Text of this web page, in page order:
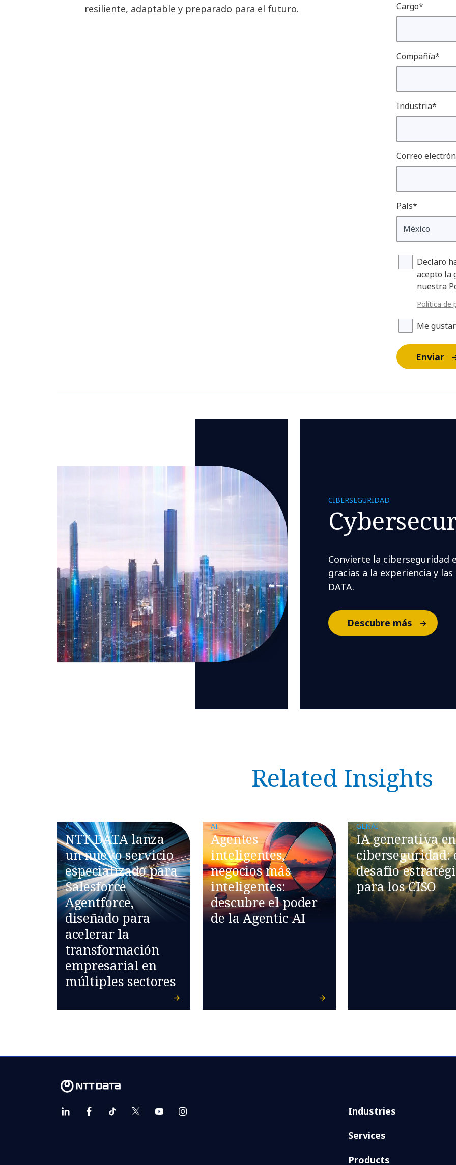
resiliente, adaptable y preparado para el futuro.
Cargo*
Compañía*
Industria*
Correo
País*
Declaro
acepto la
nuestra
Política de
Me
Enviar
CIBERSEGURIDAD
Convierte la ciberseguridad
gracias a la experiencia y
DATA.
Descubre más
Related Insights
AI
NTT DATA lanza
un nuevo servicio
especializado para
Salesforce
Agentforce,
diseñado para
acelerar la
transformación
empresarial en
múltiples sectores
AI
Agentes
inteligentes,
negocios más
inteligentes:
descubre el poder
de la Agentic AI
GENAI
IA generativa en
ciberseguridad:
desafío
para los CISO
Industries
Services
Products